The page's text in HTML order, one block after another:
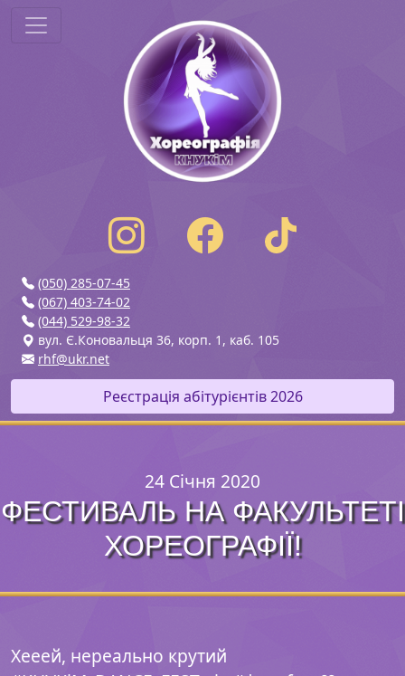
(050) 285-07-45
(067) 403-74-02
(044) 529-98-32
вул. Є.Коновальця 36, корп. 1, каб. 105
rhf@ukr.net
Реєстрація абітурієнтів 2026
24 Січня 2020
ФЕСТИВАЛЬ НА ФАКУЛЬТЕТІ
ХОРЕОГРАФІЇ!
Хееей, нереально крутий